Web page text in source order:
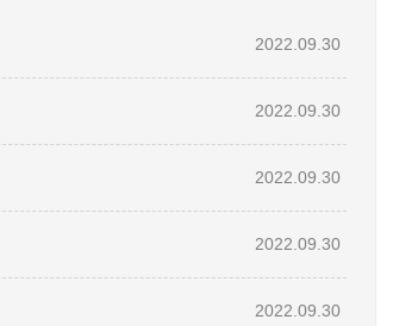
2022.09.30
2022.09.30
2022.09.30
2022.09.30
2022.09.30